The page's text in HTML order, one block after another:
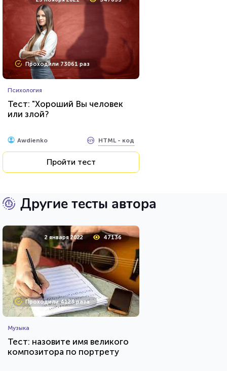
Проходили 73061 раз
Психология
Тест: "Хороший Вы человек
или злой?
Awdienko HTML - код
Пройти тест
Другие тесты автора
2 января 2022 47136
Проходили 4123 раза
Музыка
Тест: назовите имя великого
композитора по портрету